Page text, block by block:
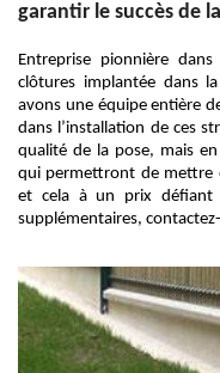
garantir le succès de
Entreprise pionnière
clôtures implantée dans
avons une équipe entière
dans l’installation de ces
qualité de la pose, mais
qui permettront de mettre
et cela à un prix défiant
supplémentaires,